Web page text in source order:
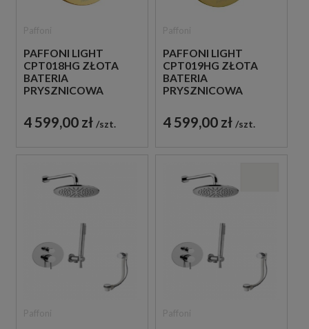
PAFFONI LIGHT
CPT018HG ZŁOTA
BATERIA
PRYSZNICOWA
TERMOSTATYCZNA 2-
DROŻNA
4 599,00 zł szt.
PAFFONI LIGHT
CPT019HG ZŁOTA
BATERIA
PRYSZNICOWA
TERMOSTATYCZNA 3-
DROŻNA
4 599,00 zł szt.